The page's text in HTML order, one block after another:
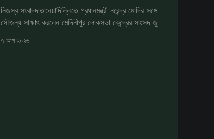
নিজস্ব সংবাদদাতা:নয়াদিল্লিতে প্রধানমন্ত্রী নরেন্দ্র মোদির সঙ্গে
সৌজন্য সাক্ষাৎ করলেন মেদিনীপুর লোকসভা কেন্দ্রের সাংসদ জু
৭ আগ ২০২৬